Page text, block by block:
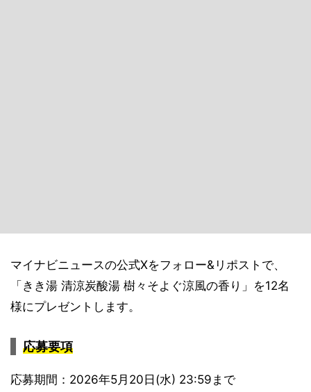
マイナビニュースの公式Xをフォロー&リポストで、
「きき湯 清涼炭酸湯 樹々そよぐ涼風の香り」を12名
様にプレゼントします。
応募要項
応募期間：2026年5月20日(水) 23:59まで